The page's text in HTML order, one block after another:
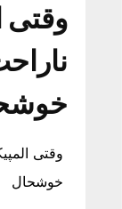
وقتی
وقتی
خوشحال